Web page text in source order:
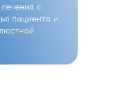
с
пациента и